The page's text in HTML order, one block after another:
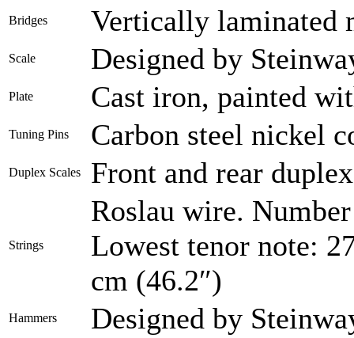
Bridges Vertically laminated
Scale Designed by
Plate Cast iron, painted
Tuning Pins Carbon steel nickel
Duplex Scales Front and rear
Strings
Roslau wire.
Lowest tenor note:
cm (46.2″)
Hammers Designed by